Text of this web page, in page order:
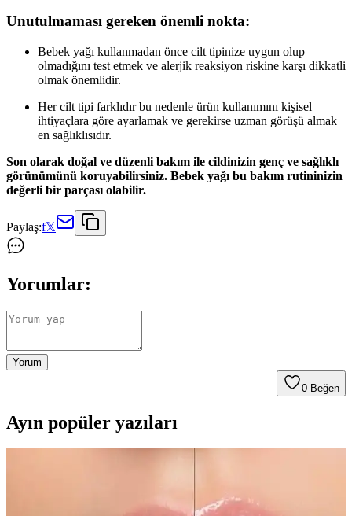
Unutulmaması gereken önemli nokta:
Bebek yağı kullanmadan önce cilt tipinize uygun olup
olmadığını test etmek ve alerjik reaksiyon riskine karşı dikkatli
olmak önemlidir.
Her cilt tipi farklıdır bu nedenle ürün kullanımını kişisel
ihtiyaçlara göre ayarlamak ve gerekirse uzman görüşü almak
en sağlıklısıdır.
Son olarak doğal ve düzenli bakım ile cildinizin genç ve sağlıklı
görünümünü koruyabilirsiniz. Bebek yağı bu bakım rutininizin
değerli bir parçası olabilir.
Paylaş:f𝕏
Yorumlar:
Yorum
0 Beğen
Ayın popüler yazıları